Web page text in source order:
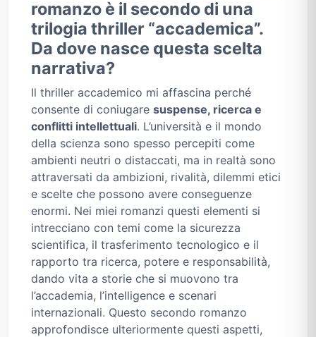
romanzo è il secondo di una
trilogia thriller “accademica”.
Da dove nasce questa scelta
narrativa?
Il thriller accademico mi affascina perché
consente di coniugare suspense, ricerca e
conflitti intellettuali. L’università e il mondo
della scienza sono spesso percepiti come
ambienti neutri o distaccati, ma in realtà sono
attraversati da ambizioni, rivalità, dilemmi etici
e scelte che possono avere conseguenze
enormi. Nei miei romanzi questi elementi si
intrecciano con temi come la sicurezza
scientifica, il trasferimento tecnologico e il
rapporto tra ricerca, potere e responsabilità,
dando vita a storie che si muovono tra
l’accademia, l’intelligence e scenari
internazionali. Questo secondo romanzo
approfondisce ulteriormente questi aspetti,